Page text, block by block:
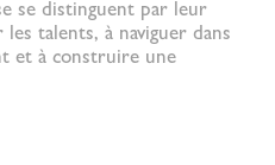
se distinguent par leur
talents, à naviguer dans
et à construire une